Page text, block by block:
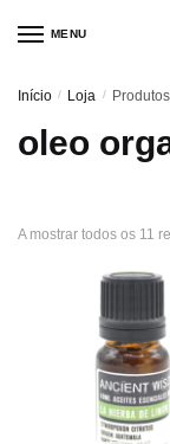
MENU
Início / Loja /
oleo
A mostrar todos os 11